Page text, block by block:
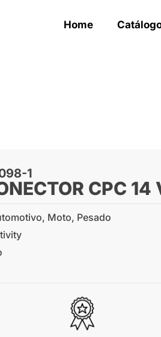
Home
1
CPC 14
, Moto, Pesado